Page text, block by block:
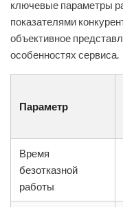
ключевые параметры
показателями
объективное
особенностях сервиса.
Параметр
Время
безотказной
работы